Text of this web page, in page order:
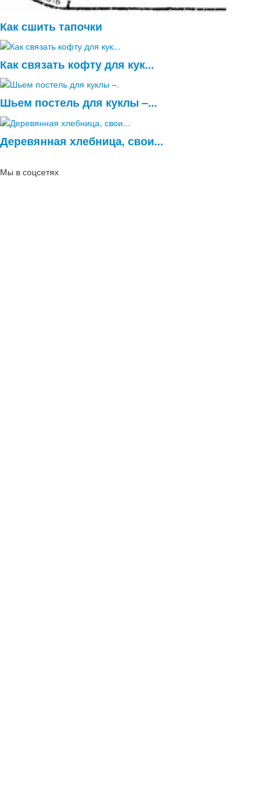
Как сшить тапочки
Как связать кофту для кук...
Шьем постель для куклы –...
Деревянная хлебница, свои...
Мы в соцсетях